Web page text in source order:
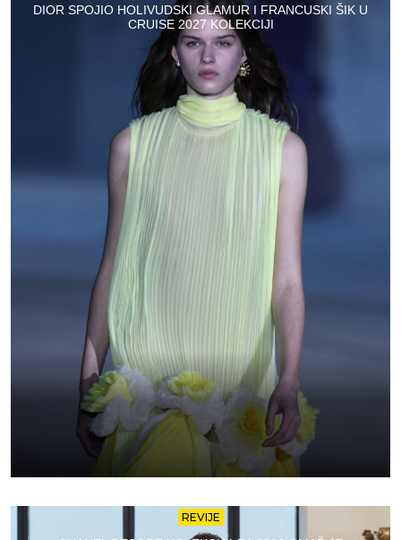
DIOR SPOJIO HOLIVUDSKI GLAMUR I FRANCUSKI ŠIK U
CRUISE 2027 KOLEKCIJI
REVIJE